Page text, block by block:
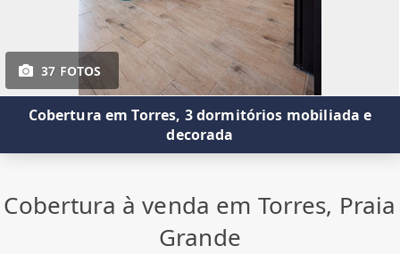
37 FOTOS
Cobertura em Torres, 3 dormitórios mobiliada e
decorada
Cobertura à venda em Torres, Praia
Grande